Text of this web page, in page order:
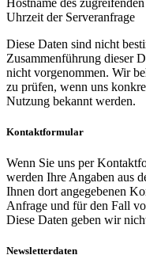
Uhrzeit der Serveranfrage
Diese Daten sind nicht
Zusammenführung dieser
nicht vorgenommen. Wir
zu prüfen, wenn uns
Nutzung bekannt werden.
Kontaktformular
Wenn Sie uns per
werden Ihre Angaben aus
Ihnen dort angegebenen
Anfrage und für den Fall
Diese Daten geben wir
Newsletterdaten